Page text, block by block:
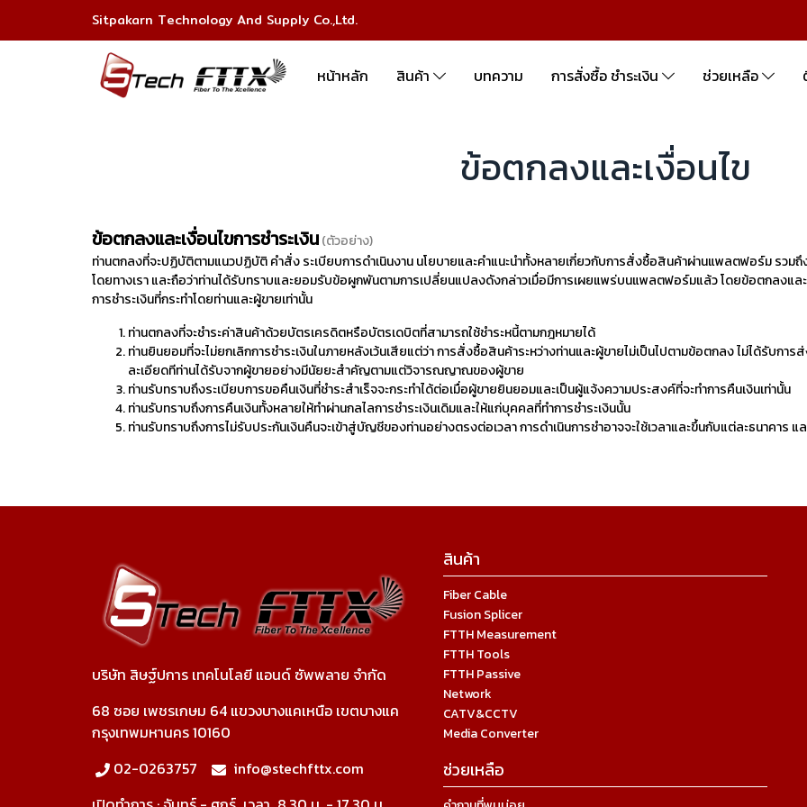
Sitpakarn Technology And Supply Co.,Ltd.
หน้าหลัก สินค้า บทความ การสั่งซื้อ ชำระเงิน ช่วยเหลือ
ข้อตกลงและเงื่อนไข
ข้อตกลงและเงื่อนไขการชำระเงิน(ตัวอย่าง)
ท่านตกลงที่จะปฏิบัติตามแนวปฏิบัติ คำสั่ง ระเบียบการดำเนินงาน นโยบายและคำแนะนำทั้งหลายเกี่ยวกับการสั่งซื้อสินค้าผ่านแพลตฟอร์ม รวม
โดยทางเรา และถือว่าท่านได้รับทราบและยอมรับข้อผูกพันตามการเปลี่ยนแปลงดังกล่าวเมื่อมีการเผยแพร่บนแพลตฟอร์มแล้ว โดยข้อตกลงแล
การชำระเงินที่กระทำโดยท่านและผู้ขายเท่านั้น
ท่านตกลงที่จะชำระค่าสินค้าด้วยบัตรเครดิตหรือบัตรเดบิตที่สามารถใช้ชำระหนี้ตามกฎหมายได้
ท่านยินยอมที่จะไม่ยกเลิกการชำระเงินในภายหลังเว้นเสียแต่ว่า การสั่งซื้อสินค้าระหว่างท่านและผู้ขายไม่เป็นไปตามข้อตกลง ไม่ได้รับ
ละเอียดทีท่านได้รับจากผู้ขายอย่างมีนัยยะสำคัญตามแต่วิจารณญาณของผู้ขาย
ท่านรับทราบถึงระเบียบการขอคืนเงินที่ชำระสำเร็จจะกระทำได้ต่อเมื่อผู้ขายยินยอมและเป็นผู้แจ้งความประสงค์ที่จะทำการคืนเงินเท่านั้น
ท่านรับทราบถึงการคืนเงินทั้งหลายให้ทำผ่านกลไลการชำระเงินเดิมและให้แก่บุคคลที่ทำการชำระเงินนั้น
ท่านรับทราบถึงการไม่รับประกันเงินคืนจะเข้าสู่บัญชีของท่านอย่างตรงต่อเวลา การดำเนินการชำอาจจะใช้เวลาและขึ้นกับแต่ละธนาคาร แ
บริษัท สิษฐ์ปการ เทคโนโลยี แอนด์ ซัพพลาย จำกัด
68 ซอย เพชรเกษม 64 แขวงบางแคเหนือ เขตบางแค
กรุงเทพมหานคร 10160
02-0263757
info@stechfttx.com
สินค้า
Fiber Cable
Fusion Splicer
FTTH Measurement
FTTH Tools
FTTH Passive
Network
CATV&CCTV
Media Converter
ช่วยเหลือ